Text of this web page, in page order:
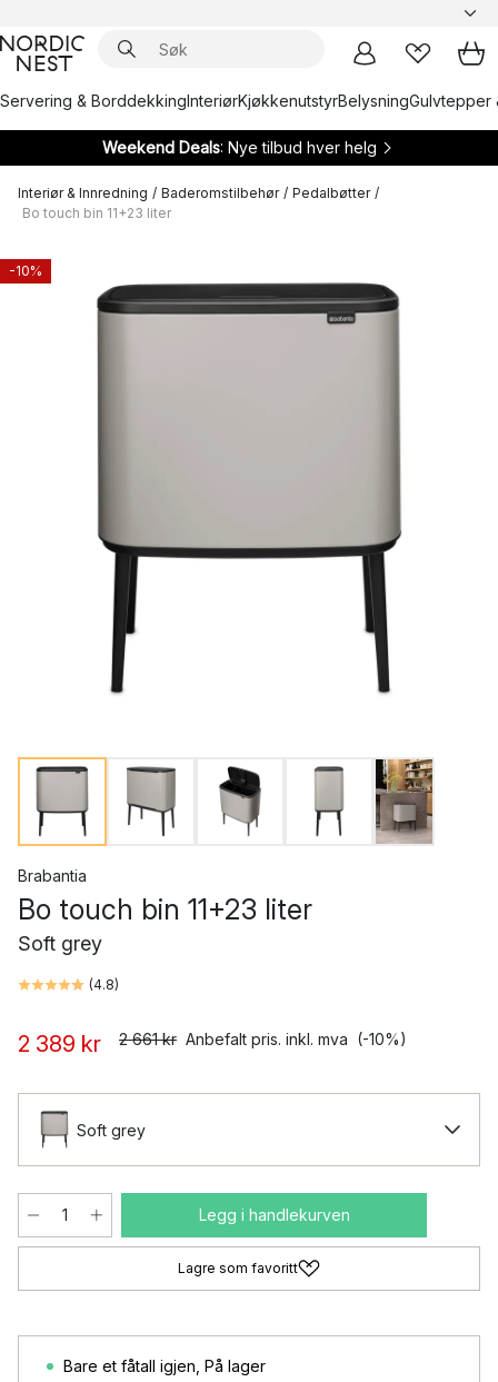
Servering & BorddekkingInteriørKjøkkenutstyrBelysningGulvtepper
Weekend Deals: Nye tilbud hver helg
Interiør & Innredning / Baderomstilbehør / Pedalbøtter /
Bo touch bin 11+23 liter
-10%
Brabantia
Bo touch bin 11+23 liter
Soft grey
(4.8)
2 389 kr 2 661 kr Anbefalt pris. inkl. mva (-10%)
Soft grey
Legg i handlekurven
Lagre som favoritt
Bare et fåtall igjen På lager